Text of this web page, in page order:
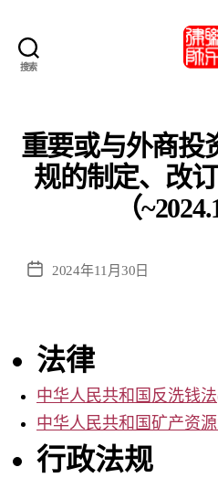
搜索
重要或与外商投
规的制定、改
（
发
2024年11月30日
法律
中华人民共和国反洗钱
中华人民共和国矿产资
行政法规